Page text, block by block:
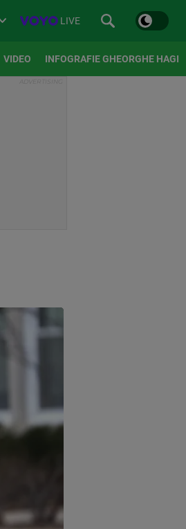
LIVE
VIDEO INFOGRAFIE GHEORGHE HAGI